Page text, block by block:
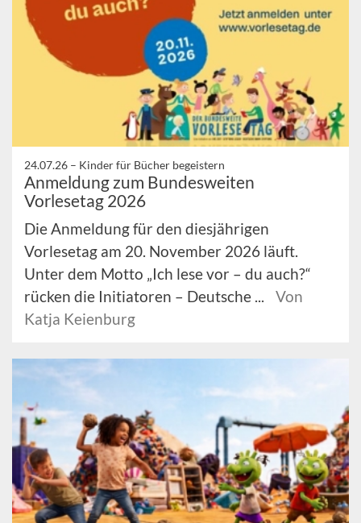
24.07.26 – Kinder für Bücher begeistern
Anmeldung zum Bundesweiten
Vorlesetag 2026
Die Anmeldung für den diesjährigen
Vorlesetag am 20. November 2026 läuft.
Unter dem Motto „Ich lese vor – du auch?“
rücken die Initiatoren – Deutsche ...
Von
Katja Keienburg